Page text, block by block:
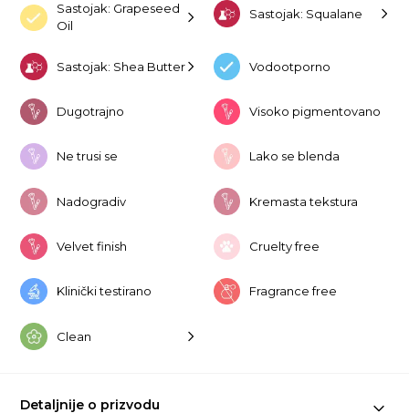
Sastojak: Grapeseed
Oil
Sastojak: Squalane
Sastojak: Shea Butter Vodootporno
Dugotrajno Visoko pigmentovano
Ne trusi se Lako se blenda
Nadogradiv Kremasta tekstura
Velvet finish Cruelty free
Klinički testirano Fragrance free
Clean
Detaljnije o prizvodu